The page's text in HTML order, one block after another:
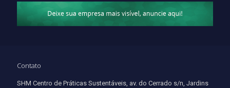
Contato
SHM Centro de Práticas Sustentáveis, av. do Cerrado s/n, Jardins